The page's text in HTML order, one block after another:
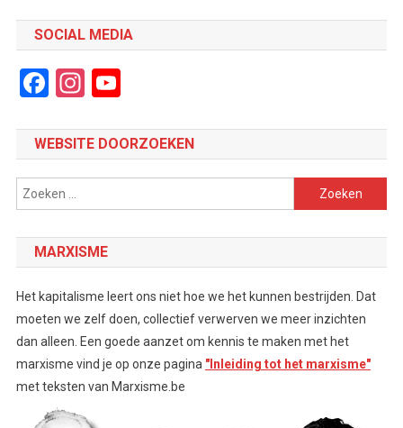
SOCIAL MEDIA
Facebook
Instagram
YouTube
WEBSITE DOORZOEKEN
Zoeken
naar:
MARXISME
Het kapitalisme leert ons niet hoe we het kunnen bestrijden. Dat
moeten we zelf doen, collectief verwerven we meer inzichten
dan alleen. Een goede aanzet om kennis te maken met het
marxisme vind je op onze pagina "Inleiding tot het marxisme"
met teksten van Marxisme.be